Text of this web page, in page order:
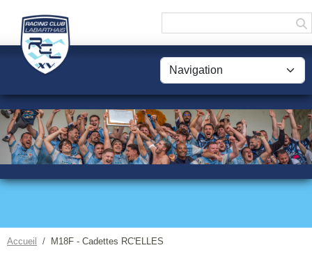
Accueil M18F - Cadettes RC'ELLES